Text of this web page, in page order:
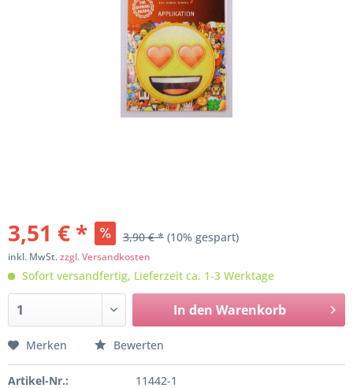
3,51 € * 3,90 € * (10% gespart)
inkl. MwSt.zzgl. Versandkosten
Sofort versandfertig, Lieferzeit ca. 1-3 Werktage
In den Warenkorb
Merken Bewerten
Artikel-Nr.: 11442-1